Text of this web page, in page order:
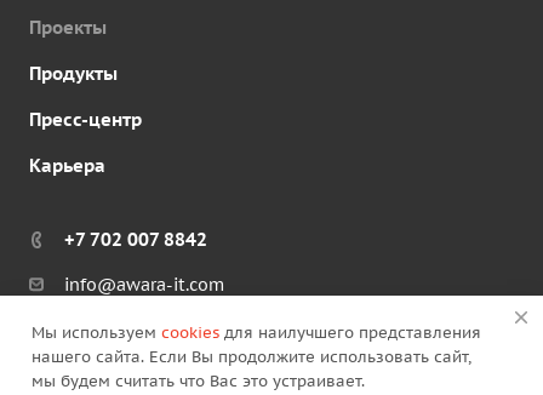
Проекты
Продукты
Пресс-центр
Карьера
+7 702 007 8842
info@awara-it.com
Мы используем cookies для наилучшего представления
нашего сайта. Если Вы продолжите использовать сайт,
мы будем считать что Вас это устраивает.